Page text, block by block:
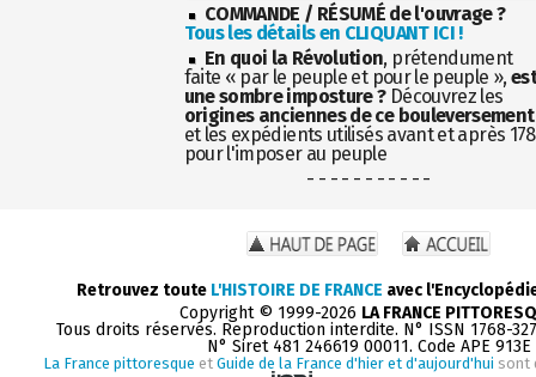
COMMANDE / RÉSUMÉ de l'ouvrage ?
Tous les détails en CLIQUANT ICI !
En quoi la Révolution, prétendument
faite « par le peuple et pour le peuple »,
une sombre imposture ?Découvrez les
origines anciennes de ce bouleversement
et les expédients utilisés avant et après
pour l'imposer au peuple
- - - - - - - - - - -
Retrouvez toute L'HISTOIRE DE FRANCE avec
Copyright © 1999-2026 LA FRANCE
Tous droits réservés. Reproduction interdite. N° ISSN 1768-
N° Siret 481 246619 00011. Code APE 913E
La France pittoresque et Guide de la France d'hier et d'aujourd'hui sont